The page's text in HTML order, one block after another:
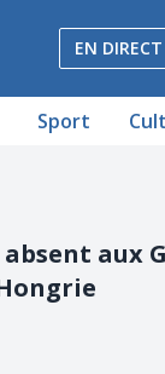
régionale Vaud
EN DIRECT
Sport
aux